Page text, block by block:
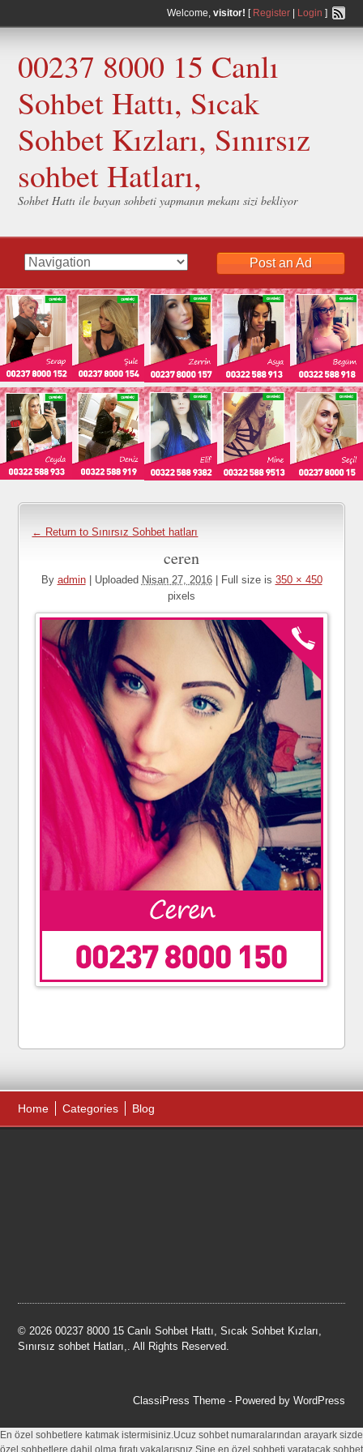
Welcome, visitor! [ Register| Login ]
00237 8000 15 Canlı
Sohbet Hattı, Sıcak
Sohbet Kızları, Sınırsız
sohbet Hatları,
Sohbet Hattı ile bayan sohbeti yapmanın mekanı sizi bekliyor
Post an Ad
← Return to Sınırsız Sohbet hatları
ceren
By admin Uploaded Nisan 27, 2016 Full size is 350 × 450
pixels
Home Categories Blog
© 2026 00237 8000 15 Canlı Sohbet Hattı, Sıcak Sohbet Kızları,
Sınırsız sohbet Hatları,. All Rights Reserved.
ClassiPress Theme- Powered by WordPress
En özel sohbetlere katımak istermisiniz.Ucuz sohbet numaralarından arayark sizde
özel sohbetlere dahil olma fıratı yakalarısnız.Sine en özel sohbeti yaratacak sohbet